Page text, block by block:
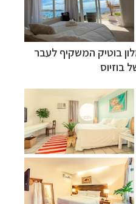
בוטיק המשקיף לעבר
בוזיוס